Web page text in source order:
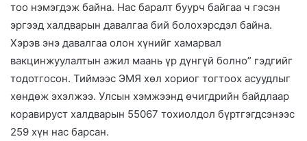
тоо нэмэгдэж байна. Нас баралт буурч байгаа ч гэсэн
эргээд халдварын давалгаа бий болохэрсдэл байна.
Хэрэв энэ давалгаа олон хүнийг хамарвал
вакцинжуулалтын ажил маань үр дүнгүй болно” гэдгийг
тодотгосон. Тиймээс ЭМЯ хөл хориог тогтоох асуудлыг
хөндөж эхэлжээ. Улсын хэмжээнд өчигдрийн байдлаар
коравируст халдварын 55067 тохиолдол бүртгэгдсэнээс
259 хүн нас барсан.